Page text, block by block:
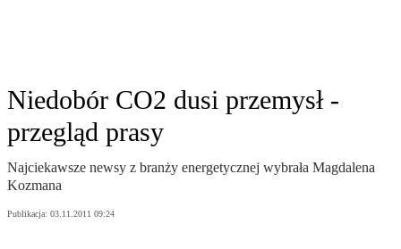
Niedobór CO2 dusi przemysł -
przegląd prasy
Najciekawsze newsy z branży energetycznej wybrała Magdalena
Kozmana
Publikacja: 03.11.2011 09:24